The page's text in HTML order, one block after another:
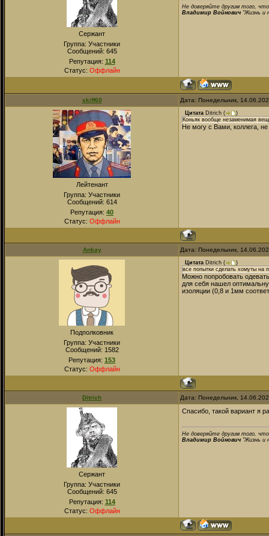
Сержант
Группа: Участники
Сообщений: 645
Репутация: 114
Статус: Оффлайн
Не доверяйте другим того,
Владимир Войнович "Жизнь и
skiff60 Дата: Понедельник,
Лейтенант
Группа: Участники
Сообщений: 614
Репутация: 40
Статус: Оффлайн
Цитата Ditrich (
)
Коньяк вообще незаменимая
Не могу с Вами, коллега,
Ankay Дата: Понедельник,
Подполковник
Группа: Участники
Сообщений: 1582
Репутация: 153
Статус: Оффлайн
Цитата Ditrich (
)
все попытки сделать хомуты на
Можно попробовать
для себя нашел
изоляции (0,8 и 1мм
Ditrich Дата: Понедельник,
Сержант
Группа: Участники
Сообщений: 645
Репутация: 114
Статус: Оффлайн
Спасибо, такой вариант я
Не доверяйте другим того,
Владимир Войнович "Жизнь и